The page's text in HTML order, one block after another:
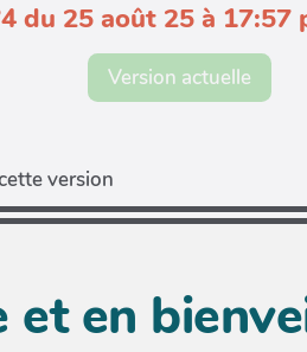
du 25 août 25 à
Version actuelle
version
et en